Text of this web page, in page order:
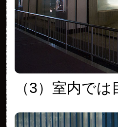
（3）室内で